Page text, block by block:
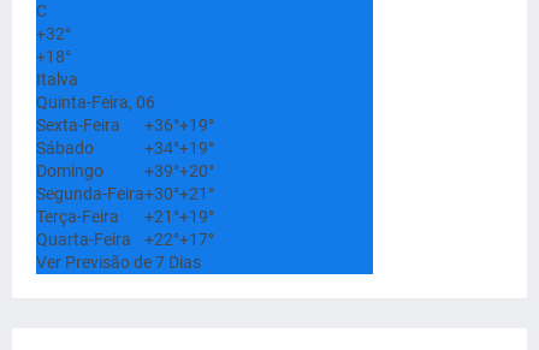
C
+32°
+18°
Italva
Quinta-Feira, 06
Sexta-Feira
+36°+19°
Sábado
+34°+19°
Domingo
+39°+20°
Segunda-Feira+30°+21°
Terça-Feira
+21°+19°
Quarta-Feira
+22°+17°
Ver Previsão de 7 Dias